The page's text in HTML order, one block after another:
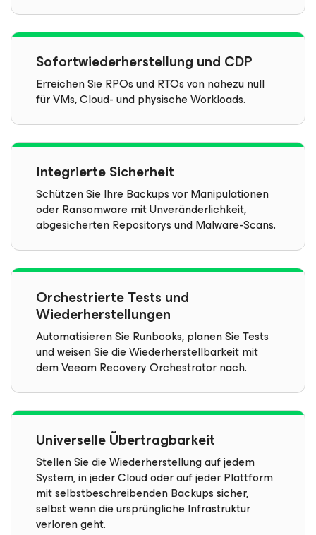
Sofortwiederherstellung und CDP
Erreichen Sie RPOs und RTOs von nahezu null
für VMs, Cloud- und physische Workloads.
Integrierte Sicherheit
Schützen Sie Ihre Backups vor Manipulationen
oder Ransomware mit Unveränderlichkeit,
abgesicherten Repositorys und Malware-Scans.
Orchestrierte Tests und
Wiederherstellungen
Automatisieren Sie Runbooks, planen Sie Tests
und weisen Sie die Wiederherstellbarkeit mit
dem Veeam Recovery Orchestrator nach.
Universelle Übertragbarkeit
Stellen Sie die Wiederherstellung auf jedem
System, in jeder Cloud oder auf jeder Plattform
mit selbstbeschreibenden Backups sicher,
selbst wenn die ursprüngliche Infrastruktur
verloren geht.